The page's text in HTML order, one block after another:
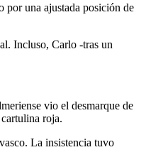
por una ajustada posición de
Incluso, Carlo -tras un
vio el desmarque de
roja.
La insistencia tuvo